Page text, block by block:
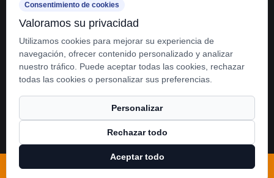
Remolque y aparejo
4×4 todoterreno y remolques
Derechos de autor © 2025Zhangjiagang SMK
MFG. Co., Ltd.Reservados todos los derechos.
Consentimiento de cookies
Valoramos su privacidad
Utilizamos cookies para mejorar su experiencia de
navegación, ofrecer contenido personalizado y analizar
nuestro tráfico. Puede aceptar todas las cookies, rechazar
todas las cookies o personalizar sus preferencias.
Personalizar
Rechazar todo
Aceptar todo